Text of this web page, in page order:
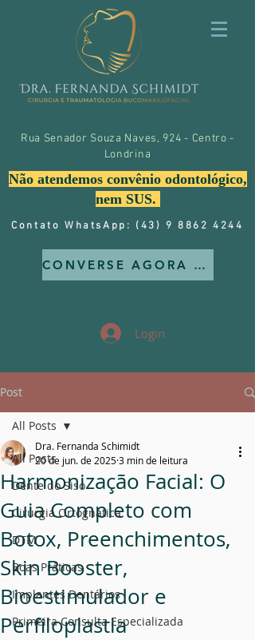
Rua Senador Souza Naves, 924 - Centro -
Londrina
Não atendemos convênio odontológico,
nem SUS.
Contato WhatsApp: (43) 9 8862 4244
CONVERSE AGORA MESMO CONOSCO
Login
Post
All Posts
Dente do Siso
Cirurgia Ortognática
DTM
Boas Práticas
Implantes Dentários
Primeira Consulta Especializada
All Posts
Harmonização Facial: O
Guia Completo com
Botox, Preenchimentos,
Skin Booster,
Bioestimulador e
Perfiloplastia
Dra. Fernanda Schimidt
20 de jun. de 20253 min de leitura